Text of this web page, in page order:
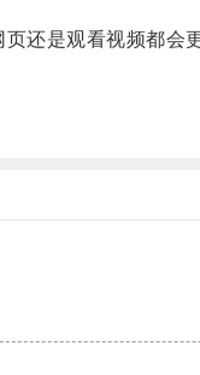
还是观看视频都会更